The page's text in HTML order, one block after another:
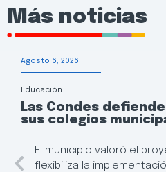
Más noticias
Agosto 6, 2026
Educación
Las Condes
sus colegios
El municipio valoró el
flexibiliza la